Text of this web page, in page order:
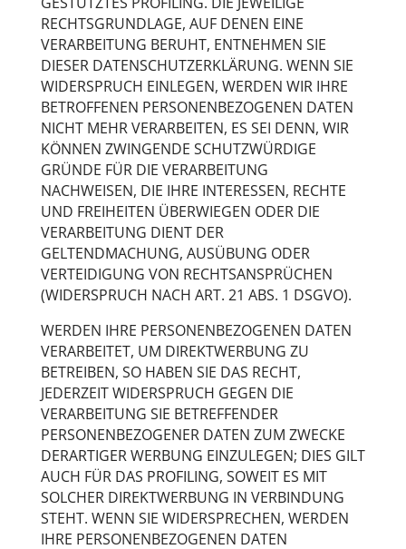
RECHTSGRUNDLAGE, AUF DENEN EINE
VERARBEITUNG BERUHT, ENTNEHMEN SIE
DIESER DATENSCHUTZERKLÄRUNG. WENN SIE
WIDERSPRUCH EINLEGEN, WERDEN WIR IHRE
BETROFFENEN PERSONENBEZOGENEN DATEN
NICHT MEHR VERARBEITEN, ES SEI DENN, WIR
KÖNNEN ZWINGENDE SCHUTZWÜRDIGE
GRÜNDE FÜR DIE VERARBEITUNG
NACHWEISEN, DIE IHRE INTERESSEN, RECHTE
UND FREIHEITEN ÜBERWIEGEN ODER DIE
VERARBEITUNG DIENT DER
GELTENDMACHUNG, AUSÜBUNG ODER
VERTEIDIGUNG VON RECHTSANSPRÜCHEN
(WIDERSPRUCH NACH ART. 21 ABS. 1 DSGVO).
WERDEN IHRE PERSONENBEZOGENEN DATEN
VERARBEITET, UM DIREKTWERBUNG ZU
BETREIBEN, SO HABEN SIE DAS RECHT,
JEDERZEIT WIDERSPRUCH GEGEN DIE
VERARBEITUNG SIE BETREFFENDER
PERSONENBEZOGENER DATEN ZUM ZWECKE
DERARTIGER WERBUNG EINZULEGEN; DIES GILT
AUCH FÜR DAS PROFILING, SOWEIT ES MIT
SOLCHER DIREKTWERBUNG IN VERBINDUNG
STEHT. WENN SIE WIDERSPRECHEN, WERDEN
IHRE PERSONENBEZOGENEN DATEN